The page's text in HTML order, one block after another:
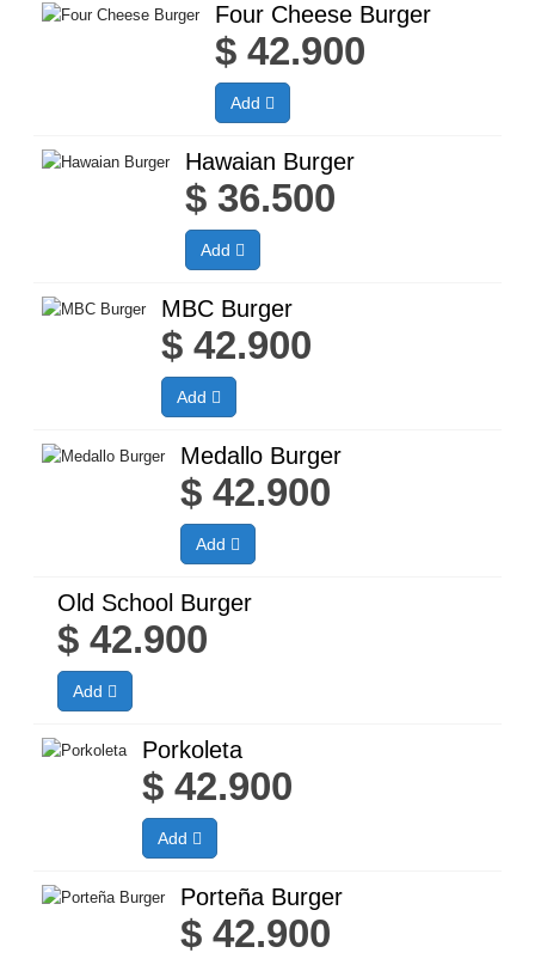
Four Cheese Burger
$ 42.900
Add
Hawaian Burger
$ 36.500
Add
MBC Burger
$ 42.900
Add
Medallo Burger
$ 42.900
Add
Old School Burger
$ 42.900
Add
Porkoleta
$ 42.900
Add
Porteña Burger
$ 42.900